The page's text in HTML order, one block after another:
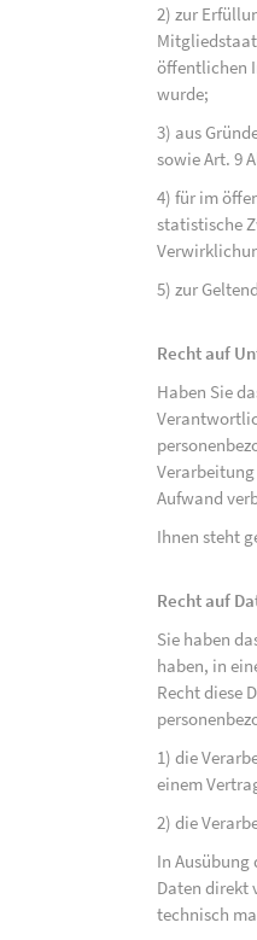
2) zur
öffentlichen
wurde;
3) aus
sowie Art. 9
4) für im
statistische
5) zur
Recht auf
Haben Sie
Aufwand
Ihnen steht
Recht auf
Sie haben
haben, in
Recht diese
1) die
einem
2) die
In Ausübung
Daten direkt
technisch